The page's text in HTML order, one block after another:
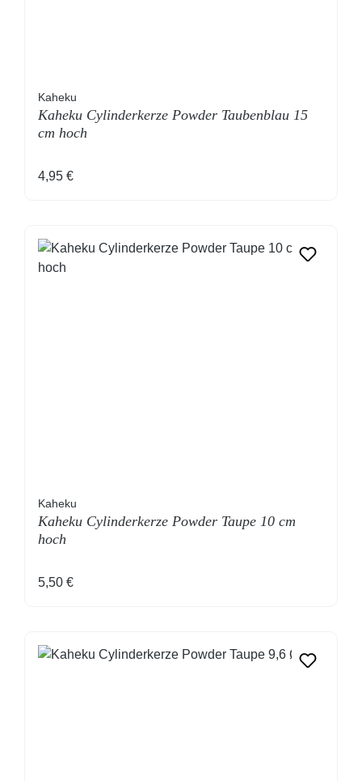
Kaheku
Kaheku Cylinderkerze Powder Taubenblau 15
cm hoch
Regulärer Preis:
4,95 €
Kaheku
Kaheku Cylinderkerze Powder Taupe 10 cm
hoch
Regulärer Preis:
5,50 €